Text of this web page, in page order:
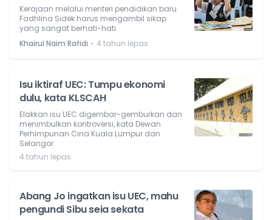
Kerajaan melalui menteri pendidikan baru
Fadhlina Sidek harus mengambil sikap
yang sangat berhati-hati.
Khairul Naim Rafidi ⋅ 4 tahun lepas
Isu iktiraf UEC: Tumpu ekonomi
dulu, kata KLSCAH
Elakkan isu UEC digembar-gemburkan dan
menimbulkan kontroversi, kata Dewan
Perhimpunan Cina Kuala Lumpur dan
Selangor.
4 tahun lepas
Abang Jo ingatkan isu UEC, mahu
pengundi Sibu seia sekata